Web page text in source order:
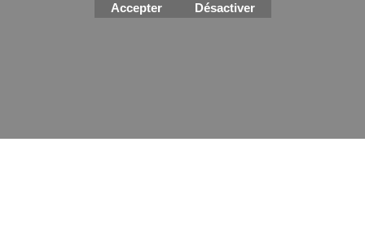
Accepter Désactiver